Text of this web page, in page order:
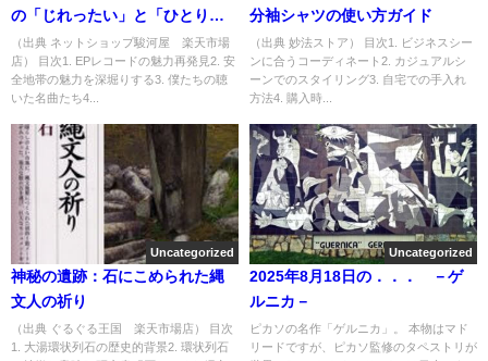
の「じれったい」と「ひとりぼ
っちの虹」
（出典 ネットショップ駿河屋 楽天市場
店） 目次1. EPレコードの魅力再発見2. 安
全地帯の魅力を深堀りする3. 僕たちの聴
いた名曲たち4...
分袖シャツの使い方ガイド
（出典 妙法ストア） 目次1. ビジネスシー
ンに合うコーディネート2. カジュアルシ
ーンでのスタイリング3. 自宅での手入れ
方法4. 購入時...
Uncategorized
神秘の遺跡：石にこめられた縄
文人の祈り
（出典 ぐるぐる王国 楽天市場店） 目次
1. 大湯環状列石の歴史的背景2. 環状列石
Uncategorized
2025年8月18日の．．． －ゲ
ルニカ－
ピカソの名作「ゲルニカ」。 本物はマド
リードですが、ピカソ監修のタペストリが